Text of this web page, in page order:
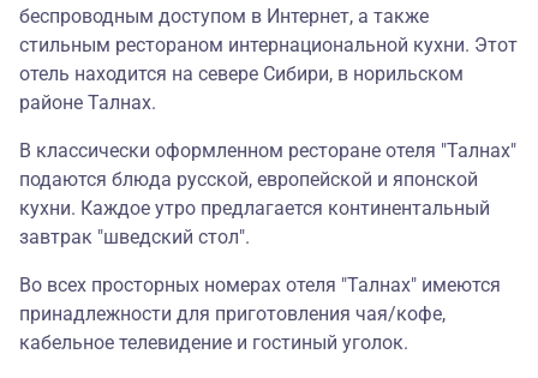
беспроводным доступом в Интернет, а также
стильным рестораном интернациональной кухни. Этот
отель находится на севере Сибири, в норильском
районе Талнах.
В классически оформленном ресторане отеля "Талнах"
подаются блюда русской, европейской и японской
кухни. Каждое утро предлагается континентальный
завтрак "шведский стол".
Во всех просторных номерах отеля "Талнах" имеются
принадлежности для приготовления чая/кофе,
кабельное телевидение и гостиный уголок.